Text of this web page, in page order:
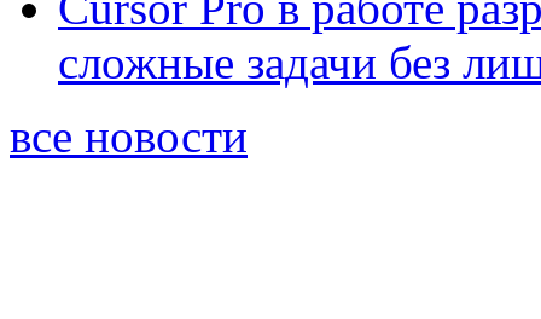
сложные задачи без
все новости